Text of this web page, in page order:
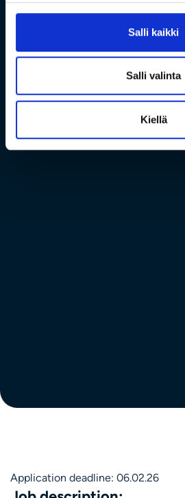
Salli kaikki
Salli valinta
Kiellä
Application deadline: 06.02.26